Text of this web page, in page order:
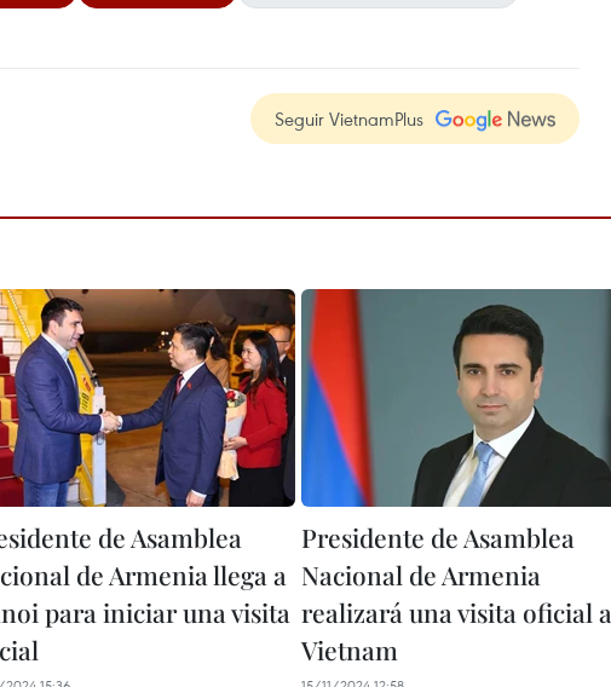
Seguir VietnamPlus
de Asamblea
de Armenia llega a
para iniciar una visita
Presidente de Asamblea
Nacional de Armenia
realizará una visita oficial a
Vietnam